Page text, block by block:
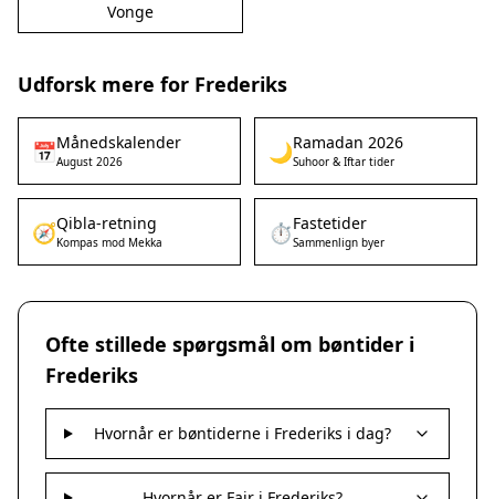
Vonge
Udforsk mere for Frederiks
📅Månedskalender
August 2026 🌙Ramadan 2026
Suhoor & Iftar tider
🧭Qibla-retning
Kompas mod Mekka ⏱️Fastetider
Sammenlign byer
Ofte stillede spørgsmål om bøntider i
Frederiks
Hvornår er bøntiderne i Frederiks i dag?